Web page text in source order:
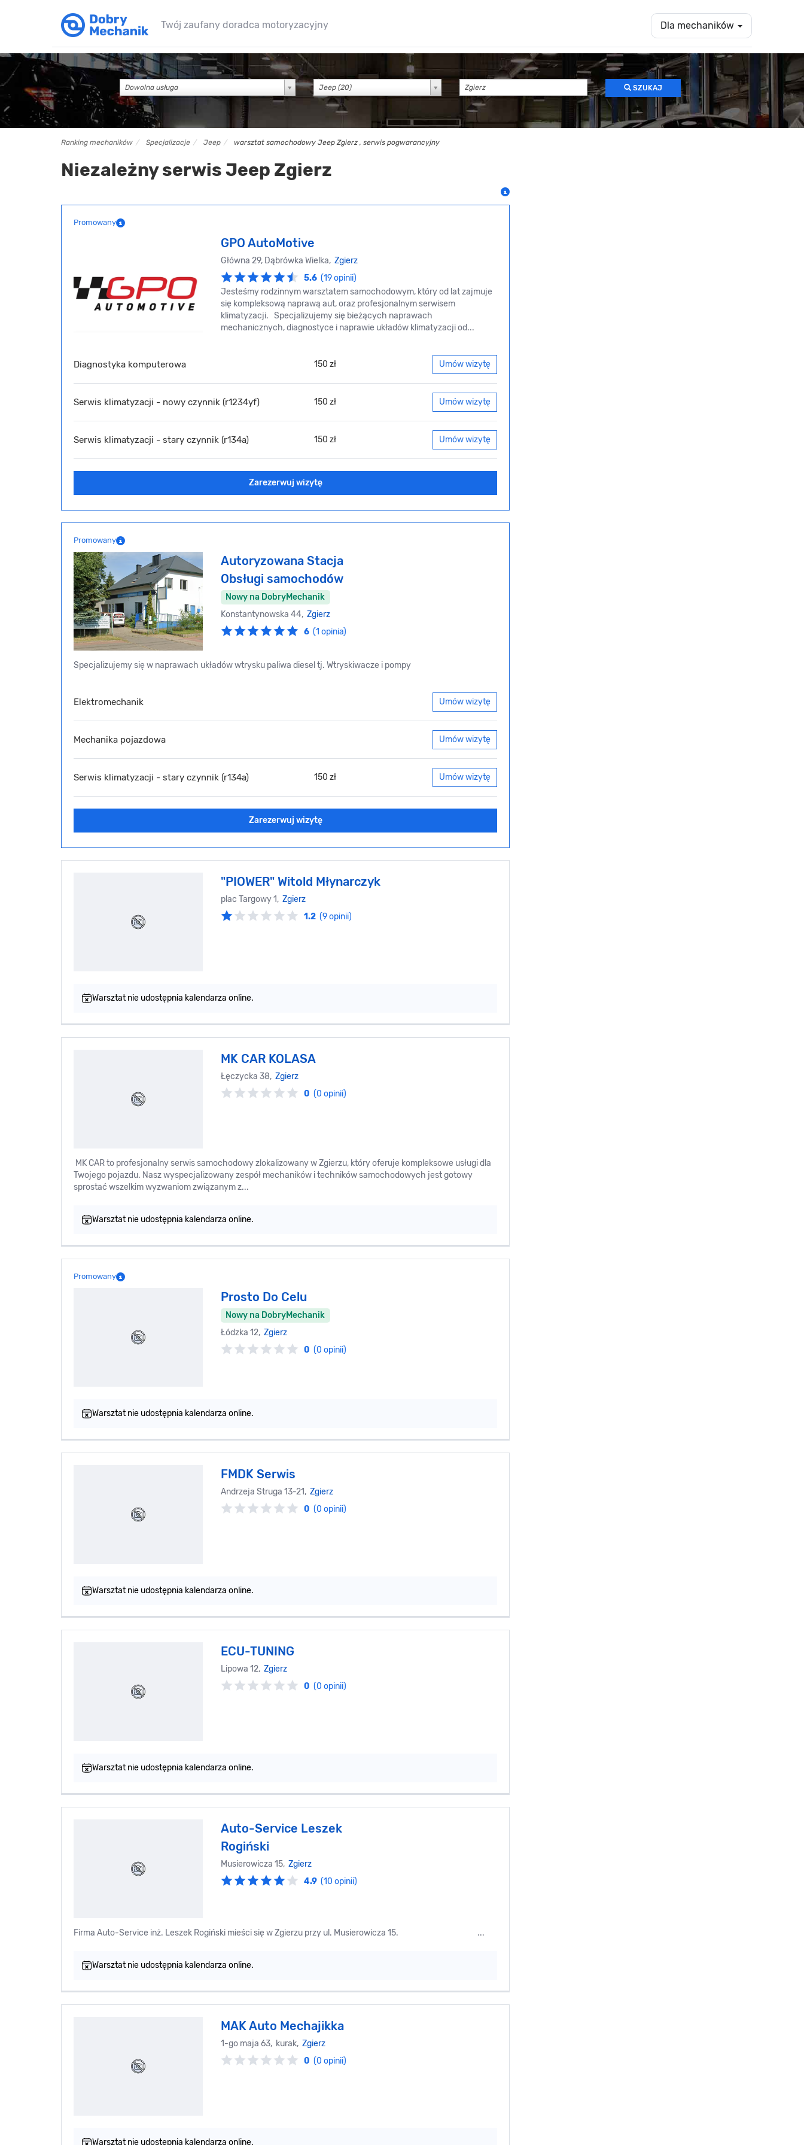
Twój zaufany doradca motoryzacyjny Dla mechaników
Dowolna usługa Jeep (20) SZUKAJ
Ranking mechaników Specjalizacje Jeep warsztat samochodowy Jeep Zgierz , serwis pogwarancyjny
Niezależny serwis Jeep Zgierz
Promowany
GPO AutoMotive
Główna 29, Dąbrówka Wielka, Zgierz
5.6 (19 opinii)
Jesteśmy rodzinnym warsztatem samochodowym, który od lat zajmuje
się kompleksową naprawą aut, oraz profesjonalnym serwisem
klimatyzacji. Specjalizujemy się bieżących naprawach
mechanicznych, diagnostyce i naprawie układów klimatyzacji od...
Diagnostyka komputerowa 150 zł Umów wizytę
Serwis klimatyzacji - nowy czynnik (r1234yf) 150 zł Umów wizytę
Serwis klimatyzacji - stary czynnik (r134a) 150 zł Umów wizytę
Zarezerwuj wizytę
Promowany
Autoryzowana Stacja
Obsługi samochodów
Nowy na DobryMechanik
Konstantynowska 44, Zgierz
6 (1 opinia)
Specjalizujemy się w naprawach układów wtrysku paliwa diesel tj. Wtryskiwacze i pompy
Elektromechanik Umów wizytę
Mechanika pojazdowa Umów wizytę
Serwis klimatyzacji - stary czynnik (r134a) 150 zł Umów wizytę
Zarezerwuj wizytę
"PIOWER" Witold Młynarczyk
plac Targowy 1, Zgierz
1.2 (9 opinii)
Warsztat nie udostępnia kalendarza online.
MK CAR KOLASA
Łęczycka 38, Zgierz
0 (0 opinii)
MK CAR to profesjonalny serwis samochodowy zlokalizowany w Zgierzu, który oferuje kompleksowe usługi dla
Twojego pojazdu. Nasz wyspecjalizowany zespół mechaników i techników samochodowych jest gotowy
sprostać wszelkim wyzwaniom związanym z...
Warsztat nie udostępnia kalendarza online.
Promowany
Prosto Do Celu
Nowy na DobryMechanik
Łódzka 12, Zgierz
0 (0 opinii)
Warsztat nie udostępnia kalendarza online.
FMDK Serwis
Andrzeja Struga 13-21, Zgierz
0 (0 opinii)
Warsztat nie udostępnia kalendarza online.
ECU-TUNING
Lipowa 12, Zgierz
0 (0 opinii)
Warsztat nie udostępnia kalendarza online.
Auto-Service Leszek
Rogiński
Musierowicza 15, Zgierz
4.9 (10 opinii)
Firma Auto-Service inż. Leszek Rogiński mieści się w Zgierzu przy ul. Musierowicza 15. ...
Warsztat nie udostępnia kalendarza online.
MAK Auto Mechajikka
1-go maja 63, kurak, Zgierz
0 (0 opinii)
Warsztat nie udostępnia kalendarza online.